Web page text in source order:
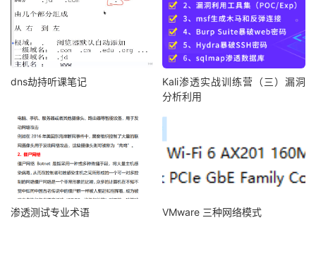
dns劫持听课笔记
Kali渗透实战训练营（三）漏洞
分析利用
渗透测试专业术语 VMware 三种网络模式